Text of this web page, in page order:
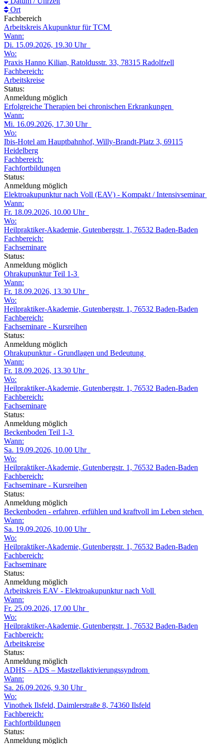
Ort
Fachbereich
Arbeitskreis Akupunktur für TCM
Wann:
Di. 15.09.2026, 19.30 Uhr
Wo:
Praxis Hanno Kilian, Ratoldusstr. 33, 78315 Radolfzell
Fachbereich:
Arbeitskreise
Status:
Anmeldung möglich
Erfolgreiche Therapien bei chronischen Erkrankungen
Wann:
Mi. 16.09.2026, 17.30 Uhr
Wo:
Ibis-Hotel am Hauptbahnhof, Willy-Brandt-Platz 3, 69115
Heidelberg
Fachbereich:
Fachfortbildungen
Status:
Anmeldung möglich
Elektroakupunktur nach Voll (EAV) - Kompakt / Intensivseminar
Wann:
Fr. 18.09.2026, 10.00 Uhr
Wo:
Heilpraktiker-Akademie, Gutenbergstr. 1, 76532 Baden-Baden
Fachbereich:
Fachseminare
Status:
Anmeldung möglich
Ohrakupunktur Teil 1-3
Wann:
Fr. 18.09.2026, 13.30 Uhr
Wo:
Heilpraktiker-Akademie, Gutenbergstr. 1, 76532 Baden-Baden
Fachbereich:
Fachseminare - Kursreihen
Status:
Anmeldung möglich
Ohrakupunktur - Grundlagen und Bedeutung
Wann:
Fr. 18.09.2026, 13.30 Uhr
Wo:
Heilpraktiker-Akademie, Gutenbergstr. 1, 76532 Baden-Baden
Fachbereich:
Fachseminare
Status:
Anmeldung möglich
Beckenboden Teil 1-3
Wann:
Sa. 19.09.2026, 10.00 Uhr
Wo:
Heilpraktiker-Akademie, Gutenbergstr. 1, 76532 Baden-Baden
Fachbereich:
Fachseminare - Kursreihen
Status:
Anmeldung möglich
Beckenboden - erfahren, erfühlen und kraftvoll im Leben stehen
Wann:
Sa. 19.09.2026, 10.00 Uhr
Wo:
Heilpraktiker-Akademie, Gutenbergstr. 1, 76532 Baden-Baden
Fachbereich:
Fachseminare
Status:
Anmeldung möglich
Arbeitskreis EAV - Elektroakupunktur nach Voll
Wann:
Fr. 25.09.2026, 17.00 Uhr
Wo:
Heilpraktiker-Akademie, Gutenbergstr. 1, 76532 Baden-Baden
Fachbereich:
Arbeitskreise
Status:
Anmeldung möglich
ADHS – ADS – Mastzellaktivierungssyndrom
Wann:
Sa. 26.09.2026, 9.30 Uhr
Wo:
Vinothek Ilsfeld, Daimlerstraße 8, 74360 Ilsfeld
Fachbereich:
Fachfortbildungen
Status:
Anmeldung möglich